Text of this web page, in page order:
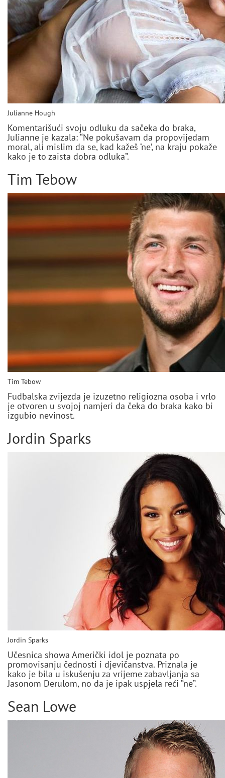
Julianne Hough
Komentarišući svoju odluku da sačeka do braka,
Julianne je kazala: “Ne pokušavam da propovijedam
moral, ali mislim da se, kad kažeš ‘ne’, na kraju pokaže
kako je to zaista dobra odluka”.
Tim Tebow
Tim Tebow
Fudbalska zvijezda je izuzetno religiozna osoba i vrlo
je otvoren u svojoj namjeri da čeka do braka kako bi
izgubio nevinost.
Jordin Sparks
Jordin Sparks
Učesnica showa Američki idol je poznata po
promovisanju čednosti i djevičanstva. Priznala je
kako je bila u iskušenju za vrijeme zabavljanja sa
Jasonom Derulom, no da je ipak uspjela reći “ne”.
Sean Lowe